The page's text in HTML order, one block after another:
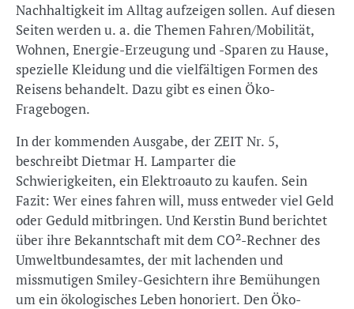
Nachhaltigkeit im Alltag aufzeigen sollen. Auf diesen
Seiten werden u. a. die Themen Fahren/Mobilität,
Wohnen, Energie-Erzeugung und -Sparen zu Hause,
spezielle Kleidung und die vielfältigen Formen des
Reisens behandelt. Dazu gibt es einen Öko-
Fragebogen.
In der kommenden Ausgabe, der ZEIT Nr. 5,
beschreibt Dietmar H. Lamparter die
Schwierigkeiten, ein Elektroauto zu kaufen. Sein
Fazit: Wer eines fahren will, muss entweder viel Geld
oder Geduld mitbringen. Und Kerstin Bund berichtet
über ihre Bekanntschaft mit dem CO²-Rechner des
Umweltbundesamtes, der mit lachenden und
missmutigen Smiley-Gesichtern ihre Bemühungen
um ein ökologisches Leben honoriert. Den Öko-